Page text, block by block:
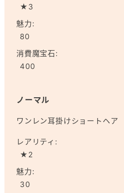
★3
魅力:
80
消費魔宝石:
400
ノーマル
ワンレン耳掛けショートヘア
レアリティ:
★2
魅力:
30